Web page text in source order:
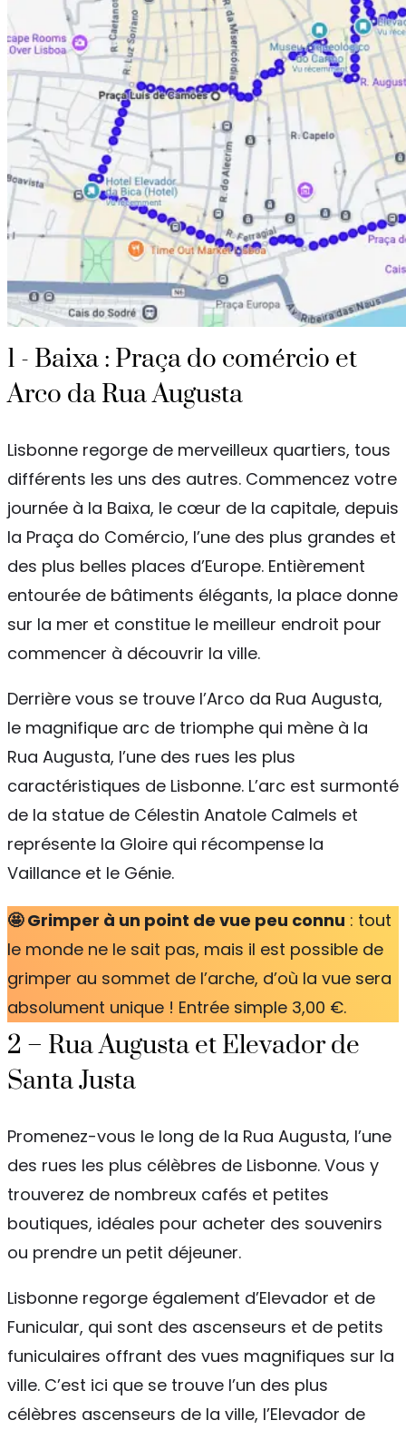
1 - Baixa : Praça do comércio et
Arco da Rua Augusta
Lisbonne regorge de merveilleux quartiers, tous
différents les uns des autres. Commencez votre
journée à la Baixa, le cœur de la capitale, depuis
la Praça do Comércio, l’une des plus grandes et
des plus belles places d’Europe. Entièrement
entourée de bâtiments élégants, la place donne
sur la mer et constitue le meilleur endroit pour
commencer à découvrir la ville.
Derrière vous se trouve l’Arco da Rua Augusta,
le magnifique arc de triomphe qui mène à la
Rua Augusta, l’une des rues les plus
caractéristiques de Lisbonne. L’arc est surmonté
de la statue de Célestin Anatole Calmels et
représente la Gloire qui récompense la
Vaillance et le Génie.
🤩 Grimper à un point de vue peu connu : tout
le monde ne le sait pas, mais il est possible de
grimper au sommet de l’arche, d’où la vue sera
absolument unique ! Entrée simple 3,00 €.
2 – Rua Augusta et Elevador de
Santa Justa
Promenez-vous le long de la Rua Augusta, l’une
des rues les plus célèbres de Lisbonne. Vous y
trouverez de nombreux cafés et petites
boutiques, idéales pour acheter des souvenirs
ou prendre un petit déjeuner.
Lisbonne regorge également d’Elevador et de
Funicular, qui sont des ascenseurs et de petits
funiculaires offrant des vues magnifiques sur la
ville. C’est ici que se trouve l’un des plus
célèbres ascenseurs de la ville, l’Elevador de